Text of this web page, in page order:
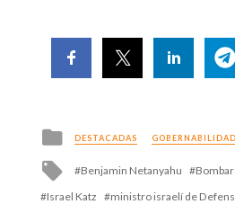
Posted
in
DESTACADAS
Tagged
with
Benjamin Netanyahu
Israel Katz
ministro israelí de